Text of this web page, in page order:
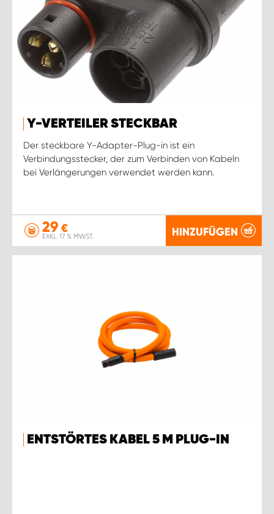
Y-VERTEILER STECKBAR
Der steckbare Y-Adapter-Plug-in ist ein
Verbindungsstecker, der zum Verbinden von Kabeln
bei Verlängerungen verwendet werden kann.
29 €
EXKL. 17 % MWST. HINZUFÜGEN
ENTSTÖRTES KABEL 5 M PLUG-IN